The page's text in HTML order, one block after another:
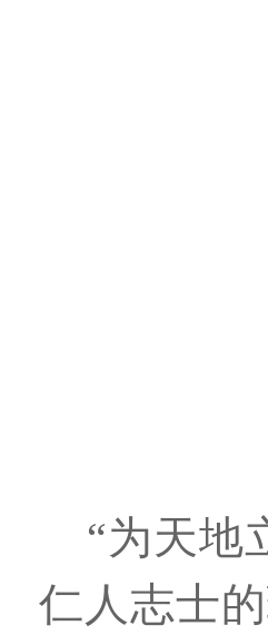
“为天地
仁人志士